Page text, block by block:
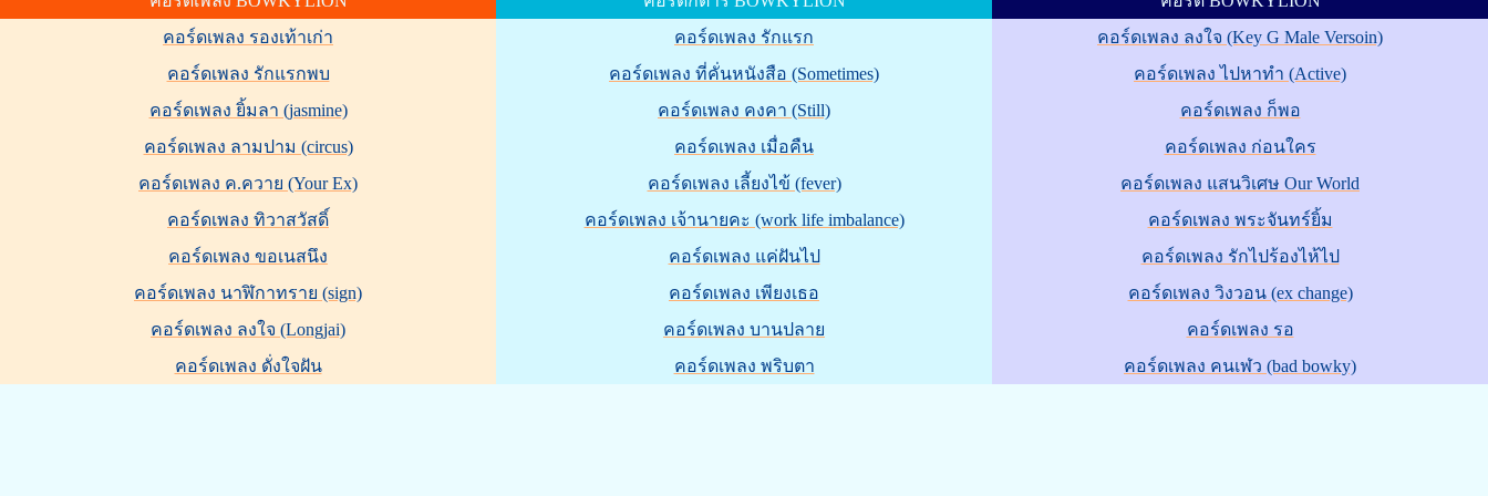
คอร์ดเพลง รองเท้าเก่า
คอร์ดเพลง รักแรกพบ
คอร์ดเพลง ยิ้มลา (jasmine)
คอร์ดเพลง ลามปาม (circus)
คอร์ดเพลง ค.ควาย (Your Ex)
คอร์ดเพลง ทิวาสวัสดิ์
คอร์ดเพลง ขอเนสนึง
คอร์ดเพลง นาฬิกาทราย (sign)
คอร์ดเพลง ลงใจ (Longjai)
คอร์ดเพลง ดั่งใจฝัน
คอร์ดเพลง รักแรก
คอร์ดเพลง ที่คั่นหนังสือ (Sometimes)
คอร์ดเพลง คงคา (Still)
คอร์ดเพลง เมื่อคืน
คอร์ดเพลง เลี้ยงไข้ (fever)
คอร์ดเพลง เจ้านายคะ (work life imbalance)
คอร์ดเพลง แค่ฝันไป
คอร์ดเพลง เพียงเธอ
คอร์ดเพลง บานปลาย
คอร์ดเพลง พริบตา
คอร์ดเพลง ลงใจ (Key G Male Versoin)
คอร์ดเพลง ไปหาทำ (Active)
คอร์ดเพลง ก็พอ
คอร์ดเพลง ก่อนใคร
คอร์ดเพลง แสนวิเศษ Our World
คอร์ดเพลง พระจันทร์ยิ้ม
คอร์ดเพลง รักไปร้องไห้ไป
คอร์ดเพลง วิงวอน (ex change)
คอร์ดเพลง รอ
คอร์ดเพลง คนเฬว (bad bowky)